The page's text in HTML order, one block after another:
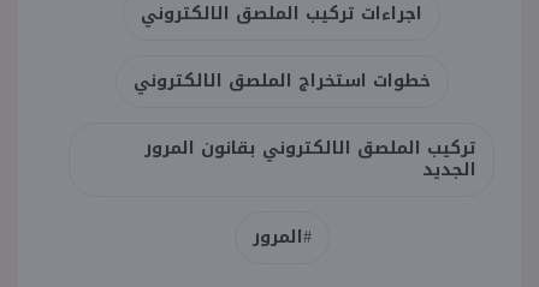
اجراءات تركيب الملصق الالكتروني
خطوات استخراج الملصق الالكتروني
تركيب الملصق الالكتروني بقانون المرور
الجديد
#المرور